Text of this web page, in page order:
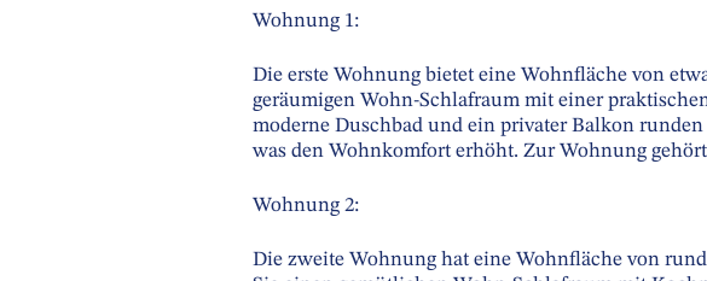
Wohnung 1:
Die erste Wohnung bietet eine Wohnfläche von
geräumigen Wohn-Schlafraum mit einer
moderne Duschbad und ein privater Balkon
was den Wohnkomfort erhöht. Zur Wohnung
Wohnung 2:
Die zweite Wohnung hat eine Wohnfläche von